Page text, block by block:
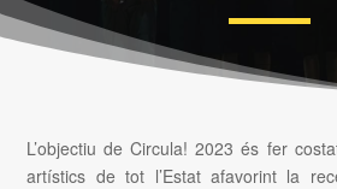
L’objectiu de Circula! 2023 és fer
artístics de tot l’Estat afavorint la